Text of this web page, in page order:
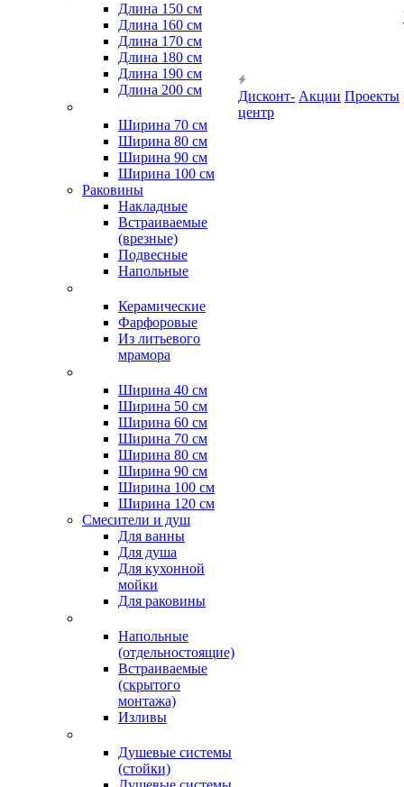
Длина 150 см
Длина 160 см
Длина 170 см
Длина 180 см
Длина 190 см
Длина 200 см
Ширина 70 см
Ширина 80 см
Ширина 90 см
Ширина 100 см
Раковины
Накладные
Встраиваемые
(врезные)
Подвесные
Напольные
Керамические
Фарфоровые
Из литьевого
мрамора
Ширина 40 см
Ширина 50 см
Ширина 60 см
Ширина 70 см
Ширина 80 см
Ширина 90 см
Ширина 100 см
Ширина 120 см
Смесители и душ
Для ванны
Для душа
Для кухонной
мойки
Для раковины
Напольные
(отдельностоящие)
Встраиваемые
(скрытого
монтажа)
Изливы
Душевые системы
(стойки)
Дисконт-
центр
Акции Проекты